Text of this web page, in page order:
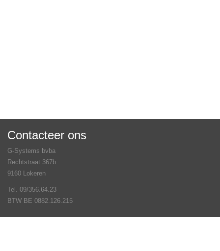
Contacteer ons
G-Systems bvba
Rechtstraat 367b
9160 Lokeren
Tel. 09/356.64.23
BTW BE 0882.126.215